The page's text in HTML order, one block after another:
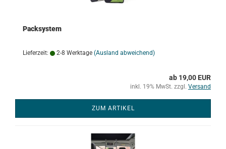
Packsystem
Lieferzeit: 2-8 Werktage (Ausland abweichend)
ab 19,00 EUR
inkl. 19% MwSt. zzgl. Versand
ZUM ARTIKEL